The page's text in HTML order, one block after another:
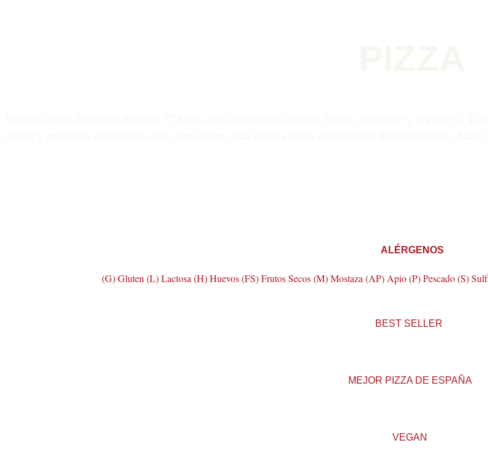
ALÉRGENOS
(G) Gluten (L) Lactosa (H) Huevos (FS) Frutos Secos (M) Mostaza (AP) Apio (P) Pescado (S)
BEST SELLER
MEJOR PIZZA DE ESPAÑA
VEGAN